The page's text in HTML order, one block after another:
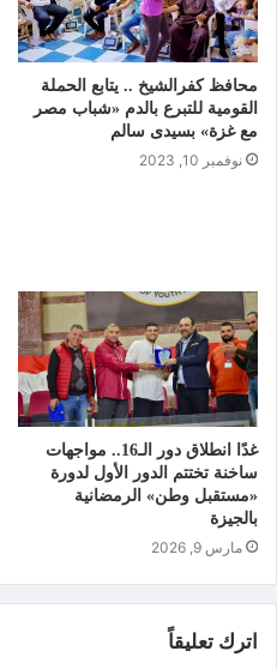
محافظ كفرالشيخ .. يتابع الحملة
القومية للتبرع بالدم «شباب مصر
مع غزة» بسيدى سالم
نوفمبر 10, 2023
غدًا انطلاق دور الـ16.. مواجهات
ساخنة تختتم الدور الأول لدورة
«مستقبل وطن» الرمضانية
بالجيزة
مارس 9, 2026
اترك تعليقاً